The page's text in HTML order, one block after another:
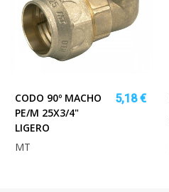
CODO 90º MACHO
PE/M 25X3/4"
LIGERO
5,18 €
MT